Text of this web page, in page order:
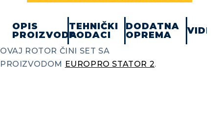
OPIS
PROIZVODA
TEHNIČKI
PODACI
DODATNA
OPREMA
OVAJ ROTOR ČINI SET SA
PROIZVODOM EUROPRO STATOR 2.